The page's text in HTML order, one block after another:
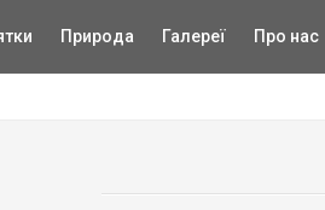
Природа Галереї Про нас